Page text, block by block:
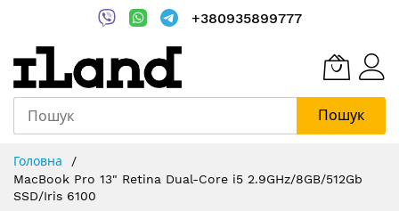
+380935899777
Пошук
Content
Головна
MacBook Pro 13" Retina Dual-Core i5 2.9GHz/8GB/512Gb
SSD/Iris 6100